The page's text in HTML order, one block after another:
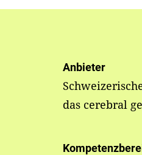
Anbieter
das cerebral